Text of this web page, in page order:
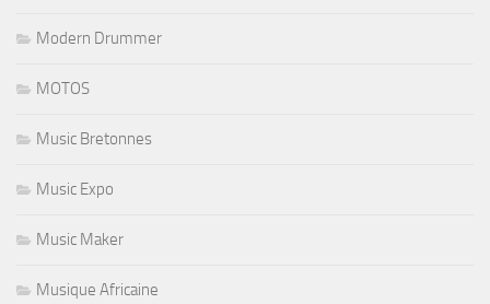
Modern Drummer
MOTOS
Music Bretonnes
Music Expo
Music Maker
Musique Africaine